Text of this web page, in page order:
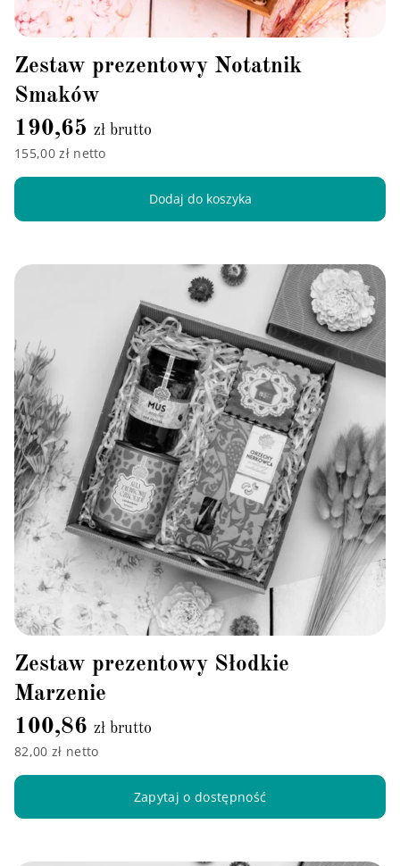
Zestaw prezentowy Notatnik
Smaków
190,65 zł brutto
155,00 zł netto
Dodaj do koszyka
Zestaw prezentowy Słodkie
Marzenie
100,86 zł brutto
82,00 zł netto
Zapytaj o dostępność